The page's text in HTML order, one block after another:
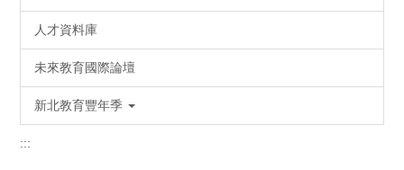
人才資料庫
未來教育國際論壇
新北教育豐年季
:::